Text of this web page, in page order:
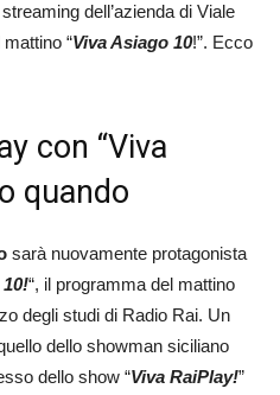
dell’azienda di Viale
“Viva Asiago 10!”. Ecco
con “Viva
quando
sarà nuovamente protagonista
“, il programma del mattino
degli studi di Radio Rai. Un
dello showman siciliano
dello show “Viva RaiPlay!”